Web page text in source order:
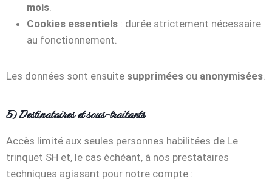
mois
Cookies essentiels : durée strictement nécessaire
au fonctionnement.
Les données sont ensuite supprimées ou anonymisées
5) Destinataires et sous-traitants
Accès limité aux seules personnes habilitées de Le
trinquet SH et, le cas échéant, à nos prestataires
techniques agissant pour notre compte :